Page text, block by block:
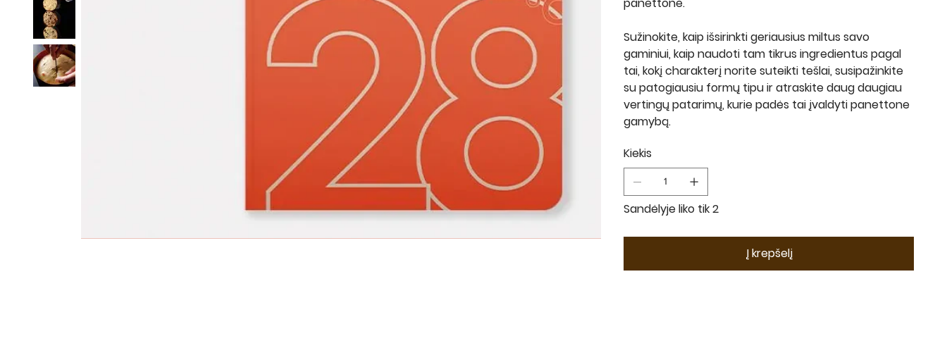
Sužinokite, kaip išsirinkti geriausius miltus savo
gaminiui, kaip naudoti tam tikrus ingredientus pagal
tai, kokį charakterį norite suteikti tešlai, susipažinkite
su patogiausiu formų tipu ir atraskite daug daugiau
vertingų patarimų, kurie padės tai įvaldyti panettone
gamybą.
Kiekis
Sandėlyje liko tik 2
Į krepšelį